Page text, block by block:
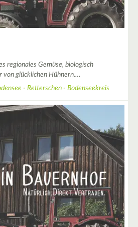
regionales Gemüse, biologisch
von glücklichen Hühnern.…
- Retterschen - Bodenseekreis
2